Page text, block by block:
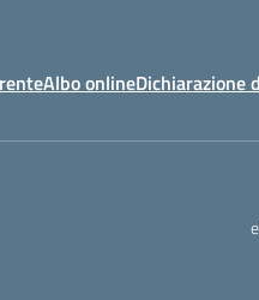
Albo onlineDichiarazione